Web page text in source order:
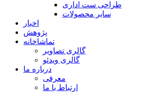
طراحی ست اداری
سایر محصولات
اخبار
پژوهش
تماشاخانه
گالری تصاویر
گالری ویدئو
درباره ما
معرفی
ارتباط با ما